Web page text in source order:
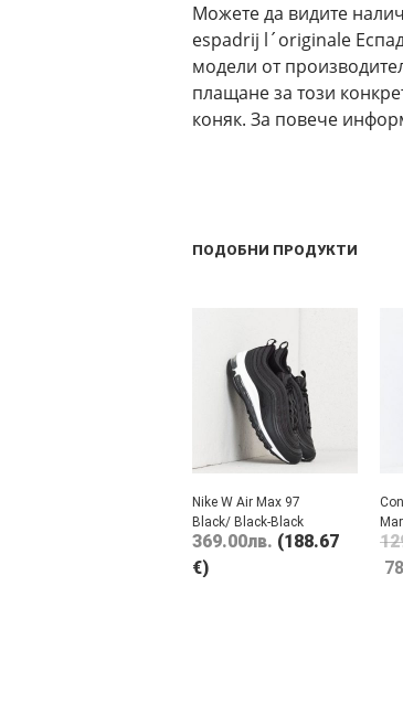
Можете да видите
espadrij l´originale
модели от
плащане за този
коняк. За повече
ПОДОБНИ ПРОДУКТИ
Nike W Air Max 97
Black/ Black-Black
369.00лв. (188.67
€)